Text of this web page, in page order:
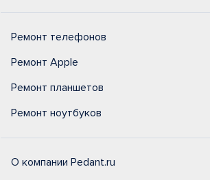
Ремонт телефонов
Ремонт Apple
Ремонт планшетов
Ремонт ноутбуков
О компании Pedant.ru